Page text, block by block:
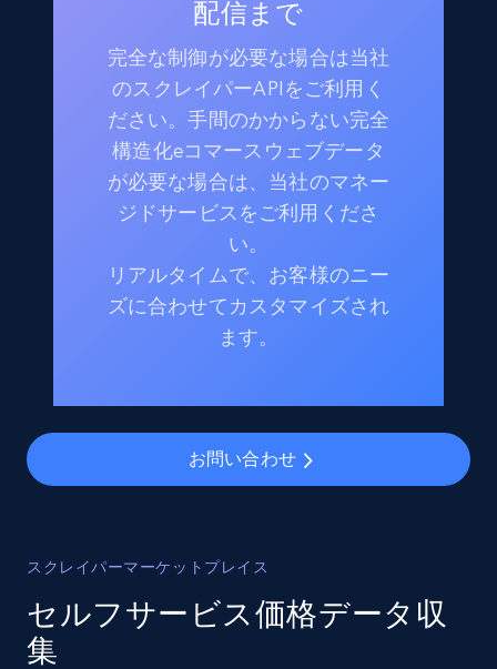
配信まで
完全な制御が必要な場合は当社
のスクレイパーAPIをご利用く
ださい。手間のかからない完全
構造化eコマースウェブデータ
が必要な場合は、当社のマネー
ジドサービスをご利用くださ
い。
リアルタイムで、お客様のニー
ズに合わせてカスタマイズされ
ます。
お問い合わせ
スクレイパーマーケットプレイス
セルフサービス価格データ収
集